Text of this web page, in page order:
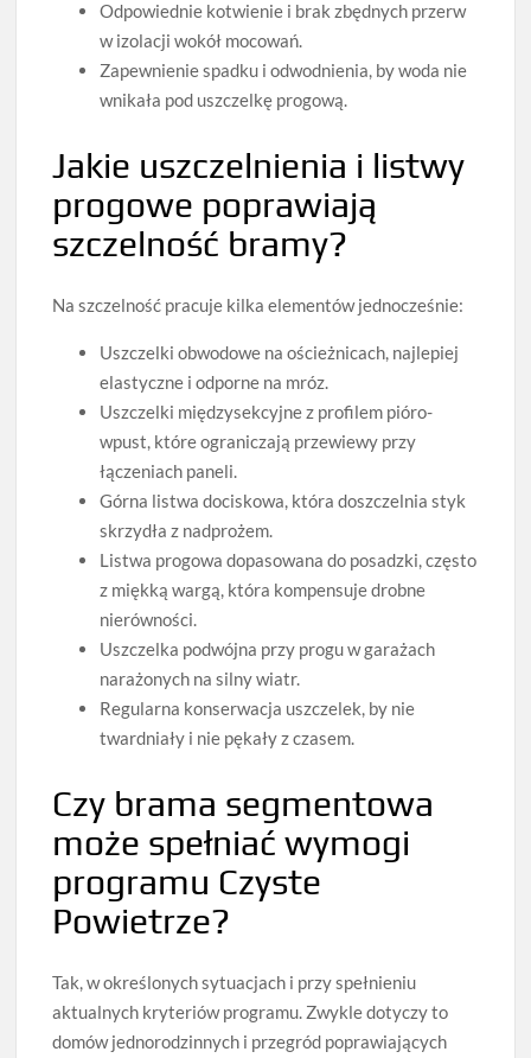
Odpowiednie kotwienie i brak zbędnych przerw
w izolacji wokół mocowań.
Zapewnienie spadku i odwodnienia, by woda nie
wnikała pod uszczelkę progową.
Jakie uszczelnienia i listwy
progowe poprawiają
szczelność bramy?
Na szczelność pracuje kilka elementów jednocześnie:
Uszczelki obwodowe na ościeżnicach, najlepiej
elastyczne i odporne na mróz.
Uszczelki międzysekcyjne z profilem pióro-
wpust, które ograniczają przewiewy przy
łączeniach paneli.
Górna listwa dociskowa, która doszczelnia styk
skrzydła z nadprożem.
Listwa progowa dopasowana do posadzki, często
z miękką wargą, która kompensuje drobne
nierówności.
Uszczelka podwójna przy progu w garażach
narażonych na silny wiatr.
Regularna konserwacja uszczelek, by nie
twardniały i nie pękały z czasem.
Czy brama segmentowa
może spełniać wymogi
programu Czyste
Powietrze?
Tak, w określonych sytuacjach i przy spełnieniu
aktualnych kryteriów programu. Zwykle dotyczy to
domów jednorodzinnych i przegród poprawiających